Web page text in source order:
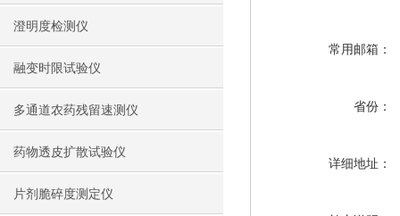
澄明度检测仪
融变时限试验仪
多通道农药残留速测仪
药物透皮扩散试验仪
片剂脆碎度测定仪
常用邮箱：
省份：
详细地址：